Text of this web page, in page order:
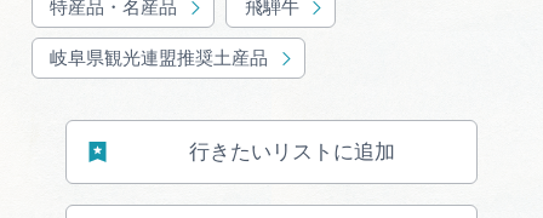
旅行会社・観光事業者の皆様へ
特産品・名産品 飛騨牛
岐阜県観光連盟推奨土産品
行きたいリストに追加